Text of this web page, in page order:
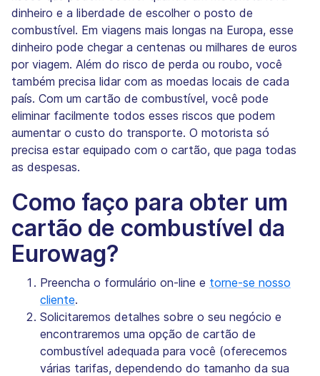
dinheiro e a liberdade de escolher o posto de
combustível. Em viagens mais longas na Europa, esse
dinheiro pode chegar a centenas ou milhares de euros
por viagem. Além do risco de perda ou roubo, você
também precisa lidar com as moedas locais de cada
país. Com um cartão de combustível, você pode
eliminar facilmente todos esses riscos que podem
aumentar o custo do transporte. O motorista só
precisa estar equipado com o cartão, que paga todas
as despesas.
Como faço para obter um
cartão de combustível da
Eurowag?
Preencha o formulário on-line e torne-se nosso
cliente.
Solicitaremos detalhes sobre o seu negócio e
encontraremos uma opção de cartão de
combustível adequada para você (oferecemos
várias tarifas, dependendo do tamanho da sua